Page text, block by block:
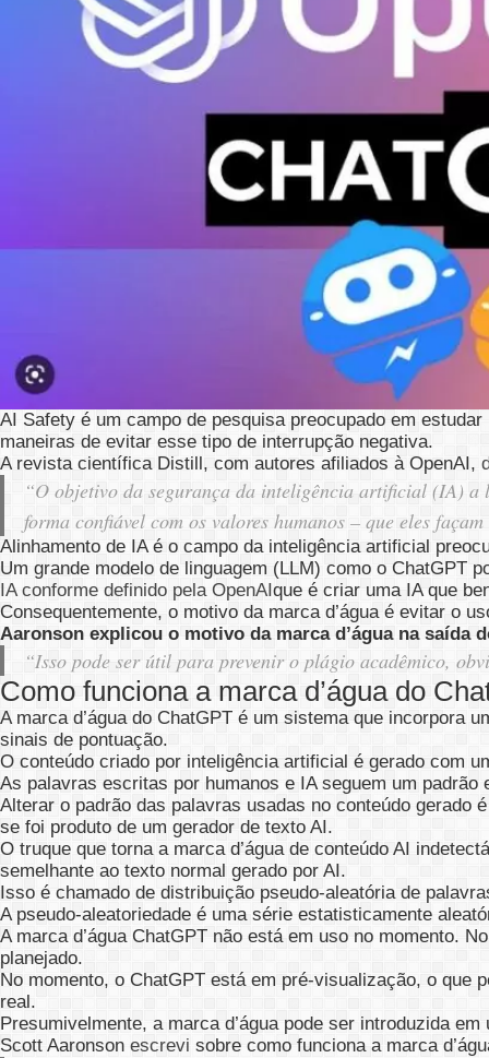
AI Safety é um campo de pesquisa preocupado em
maneiras de evitar esse tipo de interrupção negativa.
A revista científica Distill, com autores afiliados à OpenAI,
“O objetivo da segurança da inteligência artificial (IA) a
forma confiável com os valores humanos – que eles
Alinhamento de IA é o campo da inteligência artificial
Um grande modelo de linguagem (LLM) como o ChatGPT
IA conforme definido pela OpenAI que é criar uma IA que
Consequentemente, o motivo da marca d’água é evitar o
Aaronson explicou o motivo da marca d’água na saída
“Isso pode ser útil para prevenir o plágio acadêmico,
Como funciona a marca d’água do
A marca d’água do ChatGPT é um sistema que incorpora
sinais de pontuação.
O conteúdo criado por inteligência artificial é gerado com
As palavras escritas por humanos e IA seguem um padrão
Alterar o padrão das palavras usadas no conteúdo gerado
se foi produto de um gerador de texto AI.
O truque que torna a marca d’água de conteúdo AI
semelhante ao texto normal gerado por AI.
Isso é chamado de distribuição pseudo-aleatória de
A pseudo-aleatoriedade é uma série estatisticamente
A marca d’água ChatGPT não está em uso no momento.
planejado.
No momento, o ChatGPT está em pré-visualização, o que
real.
Presumivelmente, a marca d’água pode ser introduzida
Scott Aaronson escrevi sobre como funciona a marca